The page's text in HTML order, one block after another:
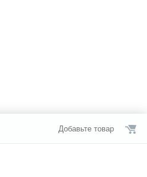
Добавьте товар